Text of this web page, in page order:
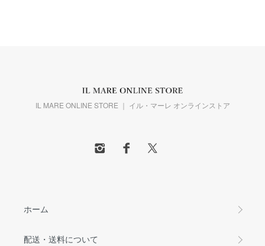
IL MARE ONLINE STORE ｜ イル・マーレ オンラインストア
ホーム
配送・送料について